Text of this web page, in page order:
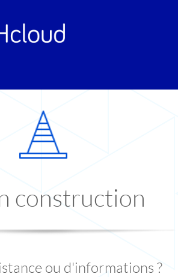
construction
ou d'informations ?